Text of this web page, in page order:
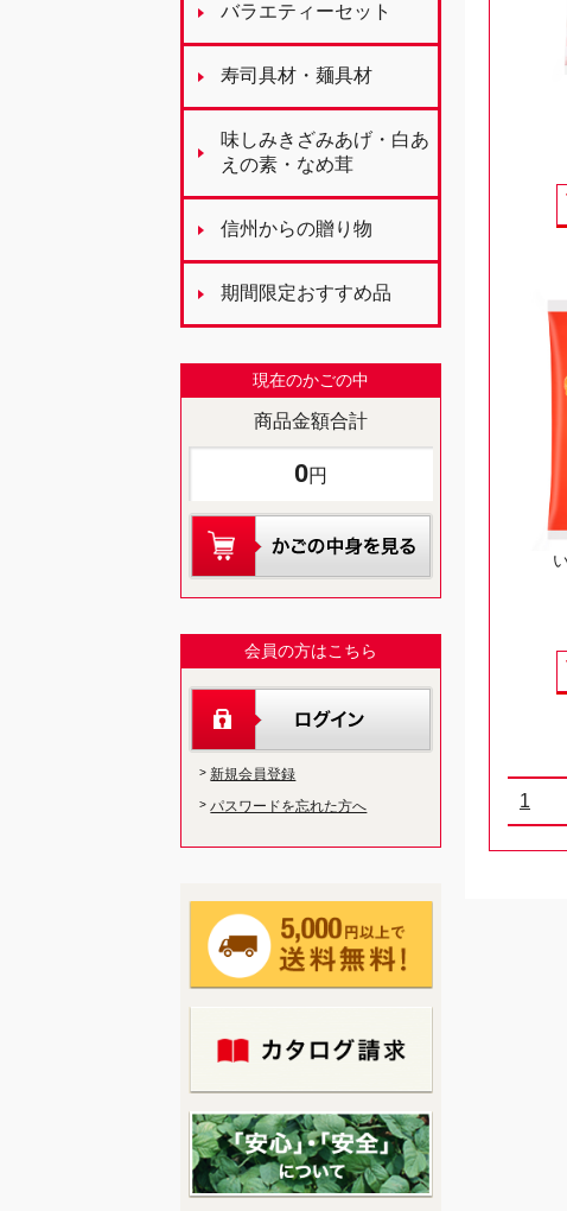
1
バラエティーセット
寿司具材・麺具材
味しみきざみあげ・白あ
えの素・なめ茸
信州からの贈り物
期間限定おすすめ品
現在のかごの中
商品金額合計
0円
会員の方はこちら
新規会員登録
パスワードを忘れた方へ